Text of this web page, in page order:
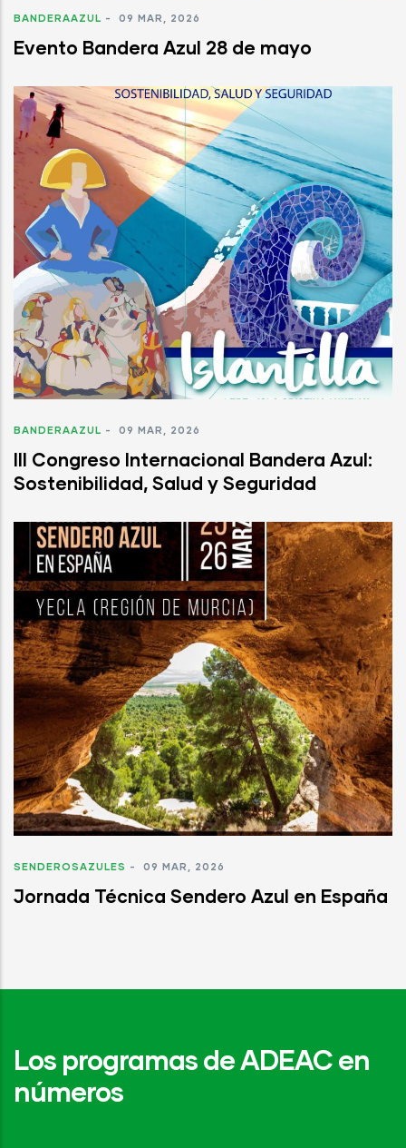
BANDERAAZUL - 09 MAR, 2026
Evento Bandera Azul 28 de mayo
BANDERAAZUL - 09 MAR, 2026
III Congreso Internacional Bandera Azul:
Sostenibilidad, Salud y Seguridad
SENDEROSAZULES - 09 MAR, 2026
Jornada Técnica Sendero Azul en España
Los programas de ADEAC en
números